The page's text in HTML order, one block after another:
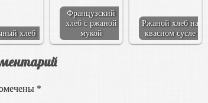
хлеб
Французский
хлеб с ржаной
мукой
Ржаной хлеб на
квасном сусле
*